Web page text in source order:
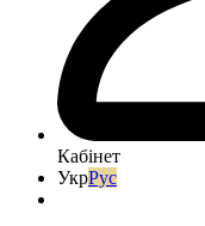
Кабінет
УкрРус